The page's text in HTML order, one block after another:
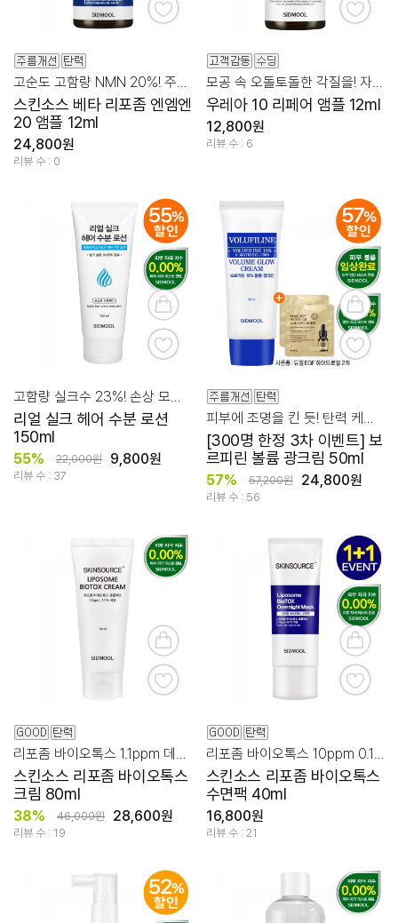
스킨소스 베타 리포좀 엔엠엔
20 앰플 12ml
24,800원
리뷰 수 : 0
모공 속 오돌토돌한 각질을! 자극없이 부드럽게 케어
우레아 10 리페어 앰플 12ml
12,800원
리뷰 수 : 6
리얼 실크 헤어 수분 로션
150ml
55% 22,000원 9,800원
리뷰 수 : 37
[300명 한정 3차 이벤트] 보
르피린 볼륨 광크림 50ml
57% 57,200원 24,800원
리뷰 수 : 56
스킨소스 리포좀 바이오톡스
크림 80ml
38% 46,000원 28,600원
리뷰 수 : 19
스킨소스 리포좀 바이오톡스
수면팩 40ml
16,800원
리뷰 수 : 21